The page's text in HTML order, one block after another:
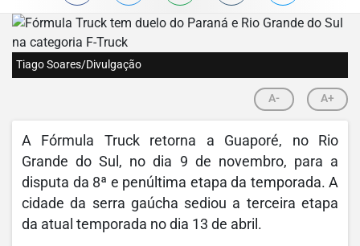
Tiago Soares/Divulgação
A- A+
A Fórmula Truck retorna a Guaporé, no Rio
Grande do Sul, no dia 9 de novembro, para a
disputa da 8ª e penúltima etapa da temporada. A
cidade da serra gaúcha sediou a terceira etapa
da atual temporada no dia 13 de abril.